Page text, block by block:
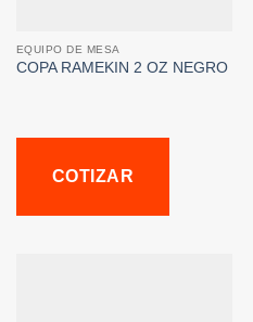
EQUIPO DE MESA
COPA RAMEKIN 2 OZ NEGRO
COTIZAR